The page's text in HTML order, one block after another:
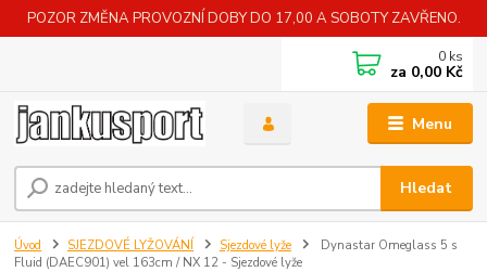
POZOR ZMĚNA PROVOZNÍ DOBY DO 17,00 A SOBOTY ZAVŘENO.
Menu
Hledat
0 ks
za 0,00 Kč
Úvod SJEZDOVÉ LYŽOVÁNÍ Sjezdové lyže
Dynastar Omeglass 5 s
Fluid (DAEC901) vel 163cm / NX 12 - Sjezdové lyže